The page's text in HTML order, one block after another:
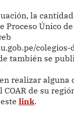
la
Proceso Único
colegios-
también se
realizar alguna
de su
link.